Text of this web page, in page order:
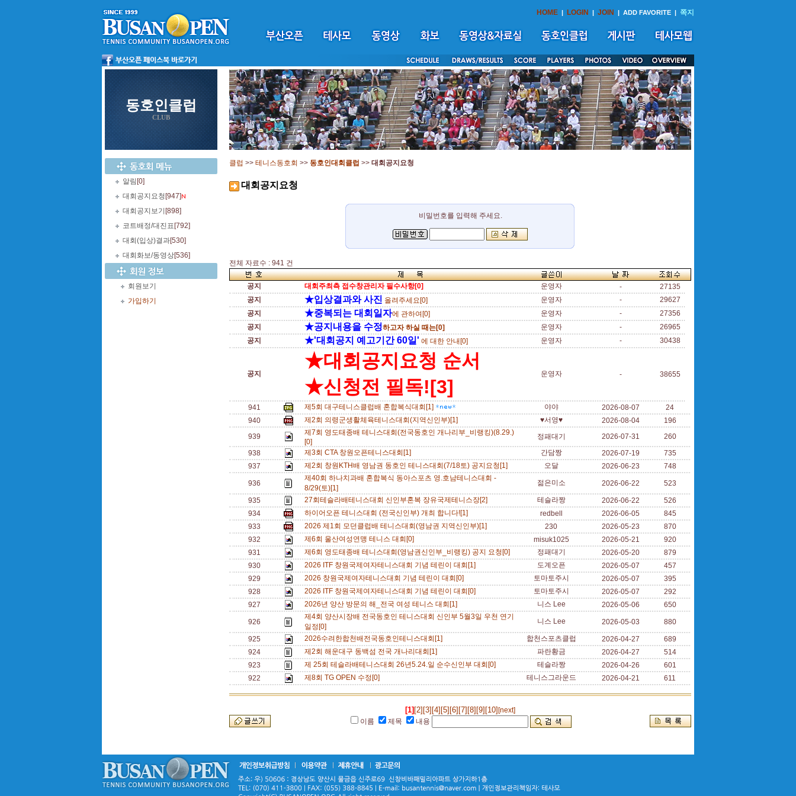
HOME | LOGIN | JOIN | ADD FAVORITE | 쪽지
동호인클럽
CLUB
알림 [0]
대회공지요청 [947]
대회공지보기 [898]
코트배정/대진표 [792]
대회(입상)결과[530]
대회화보/동영상[536]
회원보기
가입하기
클럽 >> 테니스동호회 >> 동호인대회클럽 >> 대회공지요청
대회공지요청
비밀번호를 입력해 주세요.
전체 자료수 : 941 건
공지 대회주최측 접수창관리자 필수사항[0] 운영자 -
27135
공지
★입상결과와 사진 올려주세요[0] 운영자 -
29627
공지
★중복되는 대회일자에 관하여[0] 운영자 -
27356
공지
★공지내용을 수정하고자 하실 때는[0] 운영자 -
26965
공지
★'대회공지 예고기간 60일' 에 대한 안내[0] 운영자 - 30438
공지
★대회공지요청 순서
★신청전 필독![3]
운영자 - 38655
941 제5회 대구테니스클럽배 혼합복식대회[1] 야야 2026-08-07
24
940
제2회 의령군생활체육테니스대회(지역신인부)[1] ♥서영♥ 2026-08-04
196
939
제7회 영도태종배 테니스대회(전국동호인 개나리부_비랭킹)(8.29.)
[0]
정패대기 2026-07-31
260
938
제3회 CTA 창원오픈테니스대회[1] 간담짱 2026-07-19
735
937
제2회 창원KTH배 영남권 동호인 테니스대회(7/18토) 공지요청[1] 오달 2026-06-23 748
936
제40회 하나치과배 혼합복식 동아스포츠 영.호남테니스대회 -
8/29(토)[1]
젊은미소 2026-06-22 523
935 27회테슬라배테니스대회 신인부혼복 장유국제테니스장[2] 테슬라짱 2026-06-22
526
934
하이어오픈 테니스대회 (전국신인부) 개최 합니다![1] redbell 2026-06-05
845
933
2026 제1회 모던클럽배 테니스대회(영남권 지역신인부)[1] 230 2026-05-23
870
932
제6회 울산여성연맹 테니스 대회[0] misuk1025 2026-05-21
920
931
제6회 영도태종배 테니스대회(영남권신인부_비랭킹) 공지 요청[0] 정패대기 2026-05-20
879
930
2026 ITF 창원국제여자테니스대회 기념 테린이 대회[1] 도계오픈 2026-05-07
457
929
2026 창원국제여자테니스대회 기념 테린이 대회[0] 토마토주시 2026-05-07
395
928
2026 ITF 창원국제여자테니스대회 기념 테린이 대회[0] 토마토주시 2026-05-07
292
927
2026년 양산 방문의 해_전국 여성 테니스 대회[1] 니스 Lee 2026-05-06 650
926
제4회 양산시장배 전국동호인 테니스대회 신인부 5월3일 우천 연기
일정[0]
니스 Lee 2026-05-03 880
925 2026수려한합천배전국동호인테니스대회[1] 합천스포츠클럽 2026-04-27
689
924
제2회 해운대구 동백섬 전국 개나리대회[1] 파란황금 2026-04-27
514
923
제 25회 테슬라배테니스대회 26년5.24.일 순수신인부 대회[0] 테슬라짱 2026-04-26
601
922
제8회 TG OPEN 수정[0] 테니스그라운드 2026-04-21 611
[1] [2] [3] [4] [5] [6] [7] [8] [9] [10] [next]
이름
제목 내용